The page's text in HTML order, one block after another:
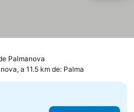
Palmanova
a 11.5 km de: Palma